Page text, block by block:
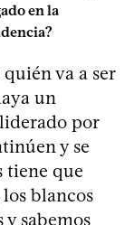
en la
va a ser
un
por
y se
tiene que
blancos
sabemos